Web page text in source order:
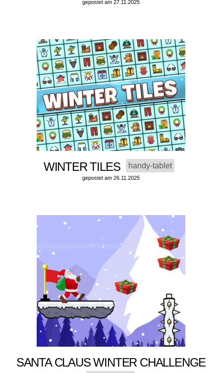
gepostet am 27.11.2025
WINTER TILES handy-tablet
gepostet am 26.11.2025
SANTA CLAUS WINTER CHALLENGE